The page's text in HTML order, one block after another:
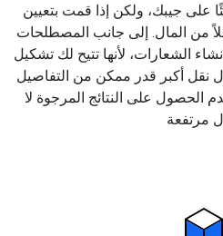
على جيبك، ولكن إذا قمت بتعيين
من المال. إلى جانب المصطلحات
الشعارات، لأنها تتيح لك تشكيل
نقل أكبر قدر ممكن من التفاصيل
على النتائج المرجوة لا